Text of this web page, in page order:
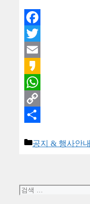
Facebook
Twitter
Email
Kakao
WhatsApp
Copy
카
공지 & 행사안내
검